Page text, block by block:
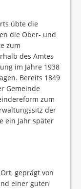
übte die
die Ober- und
zum
des Amtes
im Jahre 1938
Bereits 1849
Gemeinde
zum
der
ein Jahr später
geprägt von
einer guten